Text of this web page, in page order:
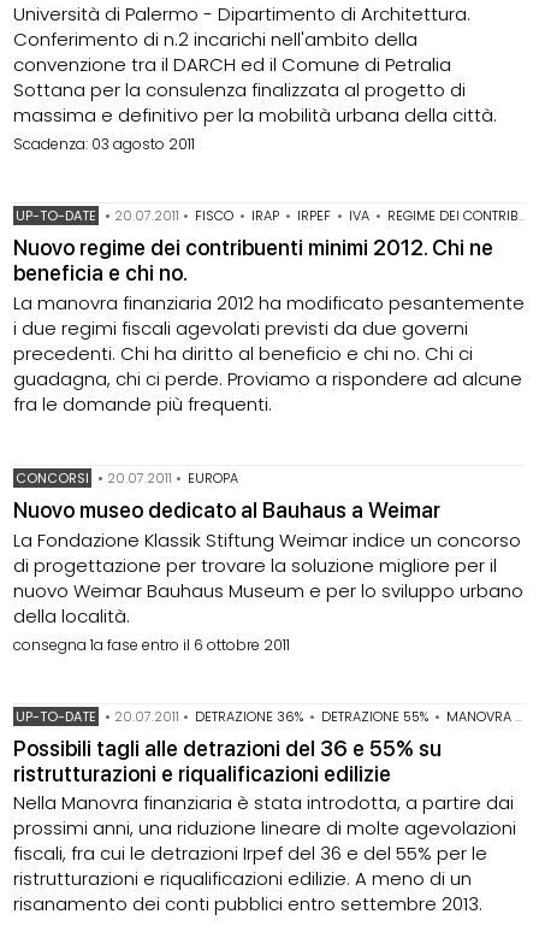
Università di Palermo - Dipartimento di Architettura.
Conferimento di n.2 incarichi nell'ambito della
convenzione tra il DARCH ed il Comune di Petralia
Sottana per la consulenza finalizzata al progetto di
massima e definitivo per la mobilità urbana della città.
Scadenza: 03 agosto 2011
UP-TO-DATE • 20.07.2011 • FISCO • IRAP • IRPEF • IVA • REGIME DEI CONTRIBUENTI MINIMI 2012
Nuovo regime dei contribuenti minimi 2012. Chi ne
beneficia e chi no.
La manovra finanziaria 2012 ha modificato pesantemente
i due regimi fiscali agevolati previsti da due governi
precedenti. Chi ha diritto al beneficio e chi no. Chi ci
guadagna, chi ci perde. Proviamo a rispondere ad alcune
fra le domande più frequenti.
CONCORSI • 20.07.2011 • EUROPA
Nuovo museo dedicato al Bauhaus a Weimar
La Fondazione Klassik Stiftung Weimar indice un concorso
di progettazione per trovare la soluzione migliore per il
nuovo Weimar Bauhaus Museum e per lo sviluppo urbano
della località.
consegna 1a fase entro il 6 ottobre 2011
UP-TO-DATE • 20.07.2011 • DETRAZIONE 36% • DETRAZIONE 55% • MANOVRA FINANZIARIA 2011
Possibili tagli alle detrazioni del 36 e 55% su
ristrutturazioni e riqualificazioni edilizie
Nella Manovra finanziaria è stata introdotta, a partire dai
prossimi anni, una riduzione lineare di molte agevolazioni
fiscali, fra cui le detrazioni Irpef del 36 e del 55% per le
ristrutturazioni e riqualificazioni edilizie. A meno di un
risanamento dei conti pubblici entro settembre 2013.